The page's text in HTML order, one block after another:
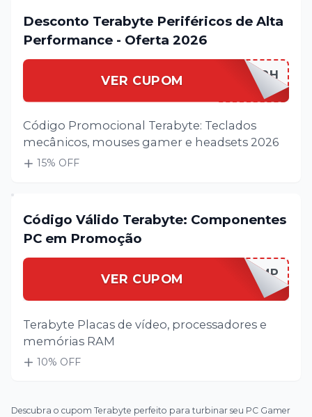
Desconto Terabyte Periféricos de Alta
Performance - Oferta 2026
VER CUPOMTERABYPERIPH
Código Promocional Terabyte: Teclados
mecânicos, mouses gamer e headsets 2026
15% OFF
Código Válido Terabyte: Componentes
PC em Promoção
VER CUPOM TERABYCOMP
Terabyte Placas de vídeo, processadores e
memórias RAM
10% OFF
Descubra o cupom Terabyte perfeito para turbinar seu PC Gamer